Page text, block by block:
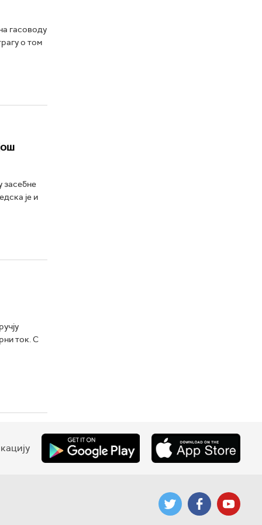
гасоводу
о том
засебне
је и
ток. С